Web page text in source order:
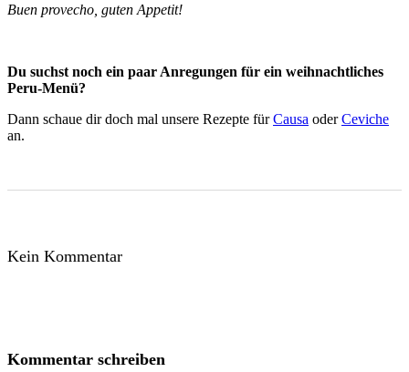
Buen provecho, guten Appetit!
Du suchst noch ein paar Anregungen für ein weihnachtliches
Peru-Menü?
Dann schaue dir doch mal unsere Rezepte fürCausa oderCeviche
an.
Kein Kommentar
Kommentar schreiben